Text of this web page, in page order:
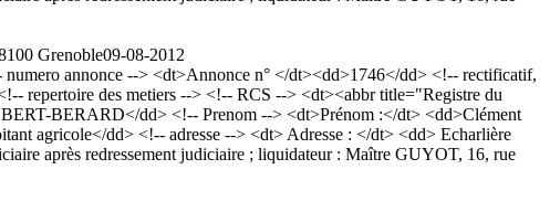
Grenoble09-08-2012
annonce --> <dt>Annonce n° </dt><dd>1746</dd> <!-- rectificatif,
repertoire des metiers --> <!-- RCS --> <dt><abbr title="Registre du
BERARD</dd> <!-- Prenom --> <dt>Prénom :</dt> <dd>Clément
agricole</dd> <!-- adresse --> <dt> Adresse : </dt> <dd> Echarlière
après redressement judiciaire ; liquidateur : Maître GUYOT, 16, rue